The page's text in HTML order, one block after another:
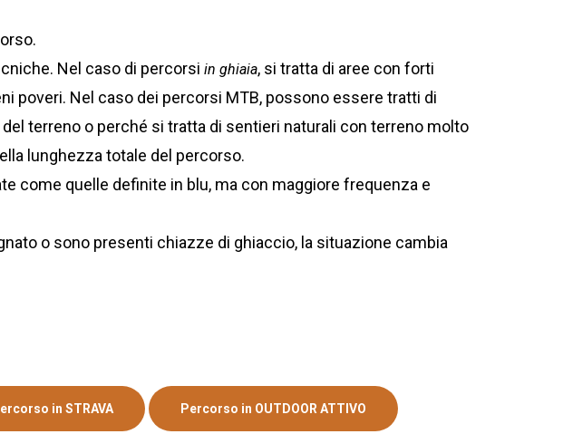
Nel caso di percorsi in ghiaia, si tratta di aree con forti
poveri. Nel caso dei percorsi MTB, possono essere tratti di
terreno o perché si tratta di sentieri naturali con terreno molto
lunghezza totale del percorso.
come quelle definite in blu, ma con maggiore frequenza e
o sono presenti chiazze di ghiaccio, la situazione cambia
in STRAVA Percorso in OUTDOOR ATTIVO